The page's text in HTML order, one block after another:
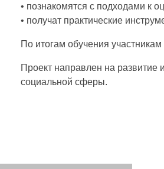
г
р
а
• познакомятся с подходами к
• получат практические
По итогам обучения
Проект направлен на развитие
социальной сферы.